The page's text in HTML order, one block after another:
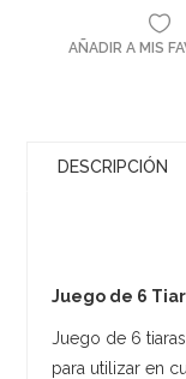
AÑADIR A MIS
DESCRIPCIÓN
Juego de 6
Juego de 6
para utilizar en